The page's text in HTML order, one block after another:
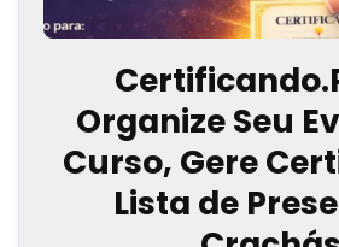
Organize Seu
Curso, Gere
Lista de